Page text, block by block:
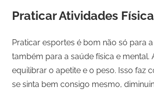
Praticar Atividades
Praticar esportes é bom não só para
também para a saúde física e mental.
equilibrar o apetite e o peso. Isso faz
se sinta bem consigo mesmo,